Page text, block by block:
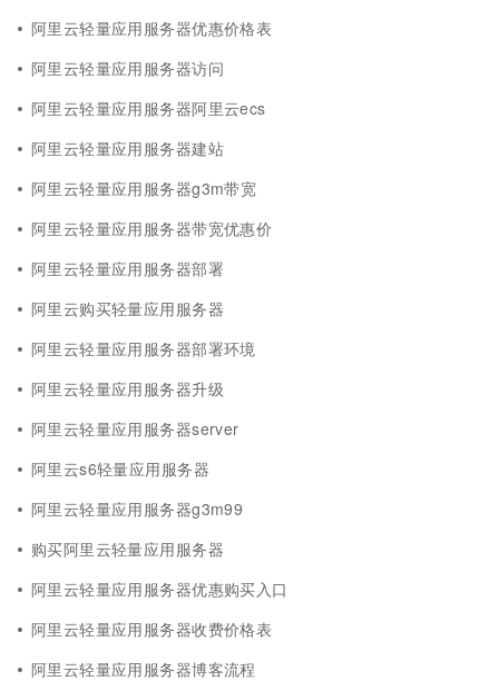
阿里云轻量应用服务器优惠价格表
阿里云轻量应用服务器访问
阿里云轻量应用服务器阿里云ecs
阿里云轻量应用服务器建站
阿里云轻量应用服务器g3m带宽
阿里云轻量应用服务器带宽优惠价
阿里云轻量应用服务器部署
阿里云购买轻量应用服务器
阿里云轻量应用服务器部署环境
阿里云轻量应用服务器升级
阿里云轻量应用服务器server
阿里云s6轻量应用服务器
阿里云轻量应用服务器g3m99
购买阿里云轻量应用服务器
阿里云轻量应用服务器优惠购买入口
阿里云轻量应用服务器收费价格表
阿里云轻量应用服务器博客流程